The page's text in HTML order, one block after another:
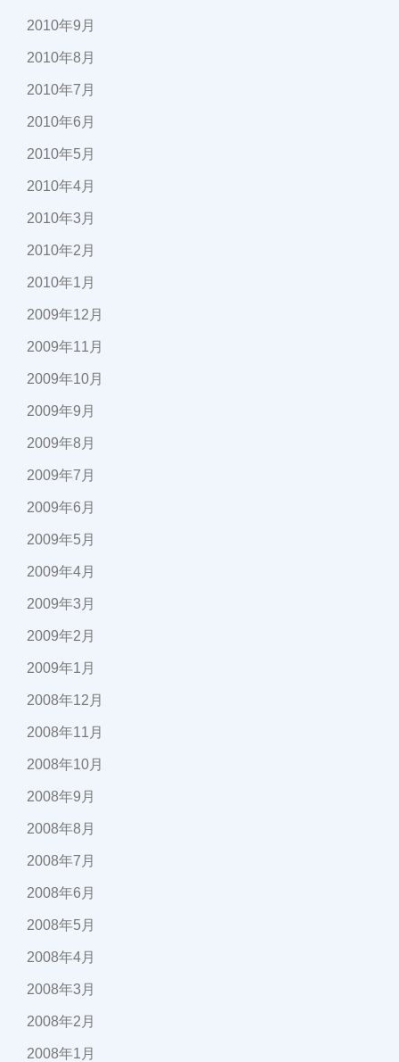
2010年9月
2010年8月
2010年7月
2010年6月
2010年5月
2010年4月
2010年3月
2010年2月
2010年1月
2009年12月
2009年11月
2009年10月
2009年9月
2009年8月
2009年7月
2009年6月
2009年5月
2009年4月
2009年3月
2009年2月
2009年1月
2008年12月
2008年11月
2008年10月
2008年9月
2008年8月
2008年7月
2008年6月
2008年5月
2008年4月
2008年3月
2008年2月
2008年1月